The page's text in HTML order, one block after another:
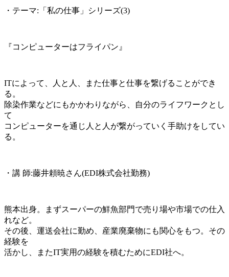
・テーマ:「私の仕事」シリーズ(3)
『コンピューターはフライパン』
ITによって、人と人、また仕事と仕事を繋げることができ
る。
除染作業などにもかかわりながら、自分のライフワークとし
て
コンピューターを通じ人と人が繋がっていく手助けをしてい
る。
・講 師:藤井頼暁さん(EDI株式会社勤務)
熊本出身。まずスーパーの鮮魚部門で売り場や市場での仕入
れなど。
その後、運送会社に勤め、産業廃棄物にも関心をもつ。その
経験を
活かし、またIT実用の経験を積むためにEDI社へ。